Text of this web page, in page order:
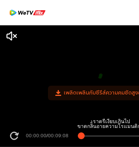
เพลิดเพลินกับซีรีส์ความคมชัดสูง
00:00:00/00:09:08
♪ราตรีเงียบเกินไป
ขาดกลิ่นอายความโรแมนติ